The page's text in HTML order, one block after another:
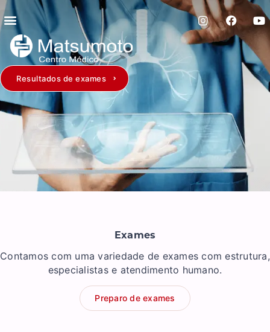
Resultados de exames
Exames
Contamos com uma variedade de exames com estrutura,
especialistas e atendimento humano.
Preparo de exames